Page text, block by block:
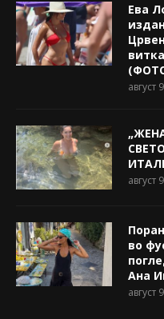
Ева
август
август
во
Ана
август